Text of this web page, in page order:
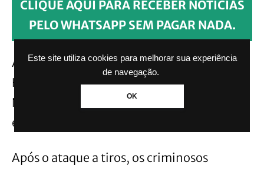
Este site utiliza cookies para melhorar sua experiência
de navegação.
OK
CLIQUE AQUI PARA RECEBER NOTÍCIAS
PELO WHATSAPP SEM PAGAR NADA.
A adolescente foi socorrida e levada para o
Hospital Nossa Senhora das Graças (HNSG).
Não há informações atualizadas sobre o
estado de saúde dela.
Após o ataque a tiros, os criminosos